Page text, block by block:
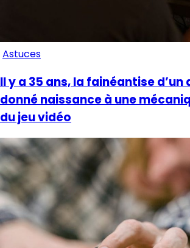
Astuces
Il y a 35 ans, la fainéantise
donné naissance à une
du jeu vidéo